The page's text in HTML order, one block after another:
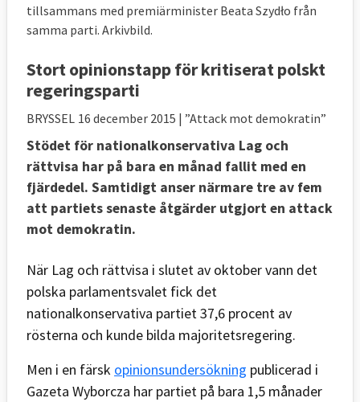
tillsammans med premiärminister Beata Szydło från
samma parti. Arkivbild.
Stort opinionstapp för kritiserat polskt
regeringsparti
BRYSSEL 16 december 2015 | ”Attack mot demokratin”
Stödet för nationalkonservativa Lag och
rättvisa har på bara en månad fallit med en
fjärdedel. Samtidigt anser närmare tre av fem
att partiets senaste åtgärder utgjort en attack
mot demokratin.
När Lag och rättvisa i slutet av oktober vann det
polska parlamentsvalet fick det
nationalkonservativa partiet 37,6 procent av
rösterna och kunde bilda majoritetsregering.
Men i en färsk opinionsundersökning publicerad i
Gazeta Wyborcza har partiet på bara 1,5 månader